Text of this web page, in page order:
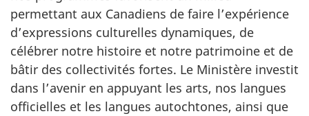
permettant aux Canadiens de faire l’expérience
d’expressions culturelles dynamiques, de
célébrer notre histoire et notre patrimoine et de
bâtir des collectivités fortes. Le Ministère investit
dans l’avenir en appuyant les arts, nos langues
officielles et les langues autochtones, ainsi que